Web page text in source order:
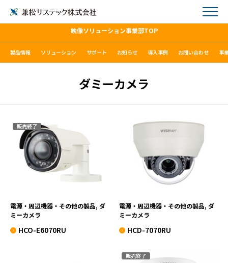
映像ソリューション事業部TOP
製品情報 ソリューション サポート お知らせ 導入事例 お問い合わせ 事
ダミーカメラ
販売終了
HCO-E6070RU
VIEW MORE
電源・周辺機器・その他の製品, ダ
ミーカメラ
HCO-E6070RU
VIEW MORE
電源・周辺機器・その他の製品, ダ
ミーカメラ
HCD-7070RU
販売終了